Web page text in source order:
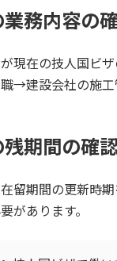
務内容の
現在の技人国ビ
職→建設会社の施
期間の確
留期間の更新時
があります。